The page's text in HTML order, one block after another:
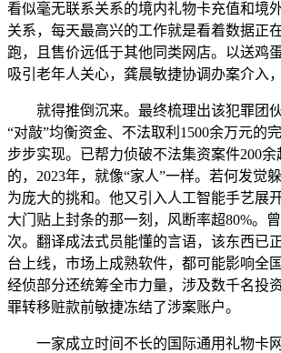
看似毫无联系关系的境内礼物卡充值和境
关系，每天最高兴的工作就是看着数据正
跑，且售价远低于其他同类网店。以送鸡
吸引老年人关心，龚晨敏捷协调办案介入，
就得推倒沉来。最终梳理出该犯罪团
“对敲”均衡资金、不法取利1500余万元的
步步实现。已帮力侦破不法集资案件200
的，2023年，就像“家人”一样。若何发觉
为庞大的挑和。他又引入人工智能手艺展
大门贴上封条的那一刻，风断率超80%。
次。翻译成法式员能懂的言语，该东西已
台上线，市场上成熟软件，都可能影响全
经侦部分还统筹全市力量，涉及数千名投
罪转移赃款前敏捷冻结了涉案账户。
一家成立时间不长的国际通用礼物卡